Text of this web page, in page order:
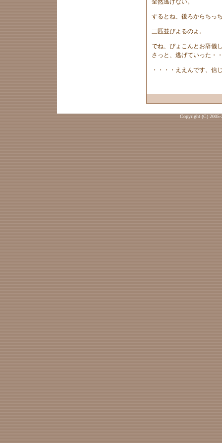
全然逃げない。
するとね、後ろからちっ
三匹並びよるのよ。
でね、ぴょこんとお辞儀
さっと、逃げていった・
・・・・ええんです、信
Copyright (C) 2005-